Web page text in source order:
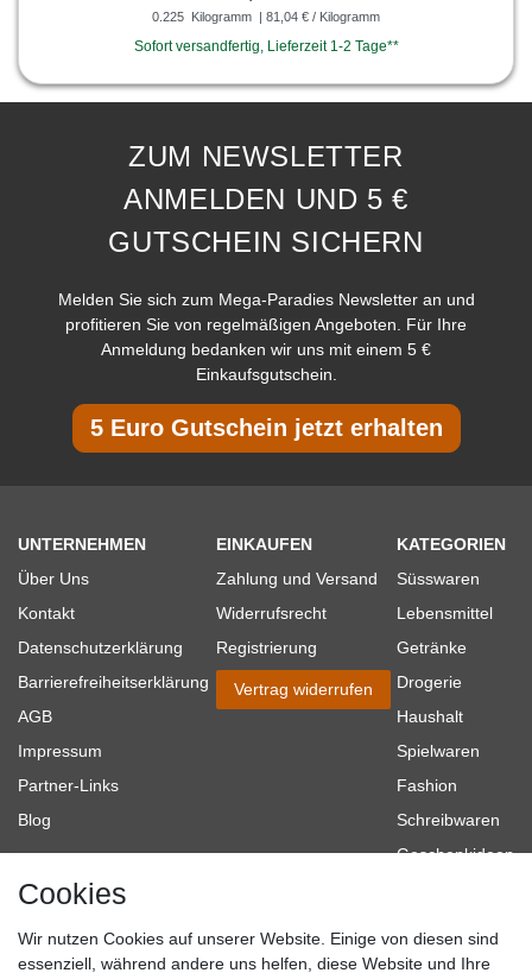
0.225 Kilogramm | 81,04 € / Kilogramm
Sofort versandfertig, Lieferzeit 1-2 Tage**
ZUM NEWSLETTER
ANMELDEN UND 5 €
GUTSCHEIN SICHERN
Melden Sie sich zum Mega-Paradies Newsletter an und
profitieren Sie von regelmäßigen Angeboten. Für Ihre
Anmeldung bedanken wir uns mit einem 5 €
Einkaufsgutschein.
5 Euro Gutschein jetzt erhalten
UNTERNEHMEN
Über Uns
Kontakt
Datenschutzerklärung
Barrierefreiheitserklärung
AGB
Impressum
Partner-Links
Blog
EINKAUFEN
Zahlung und Versand
Widerrufsrecht
Registrierung
Vertrag widerrufen
KATEGORIEN
Süsswaren
Lebensmittel
Getränke
Drogerie
Haushalt
Spielwaren
Fashion
Schreibwaren
Geschenkideen
Topmarken
Cookies
Wir nutzen Cookies auf unserer Website. Einige von diesen sind
essenziell, während andere uns helfen, diese Website und Ihre